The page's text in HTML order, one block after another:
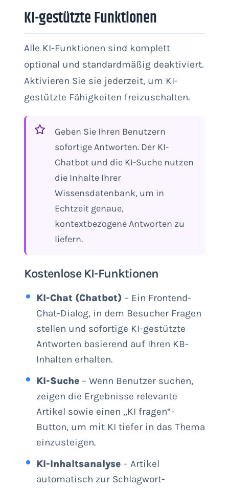
KI-gestützte Funktionen
Alle KI-Funktionen sind komplett
optional und standardmäßig deaktiviert.
Aktivieren Sie sie jederzeit, um KI-
gestützte Fähigkeiten freizuschalten.
Geben Sie Ihren Benutzern
sofortige Antworten. Der KI-
Chatbot und die KI-Suche nutzen
die Inhalte Ihrer
Wissensdatenbank, um in
Echtzeit genaue,
kontextbezogene Antworten zu
liefern.
Kostenlose KI-Funktionen
KI-Chat (Chatbot) – Ein Frontend-
Chat-Dialog, in dem Besucher Fragen
stellen und sofortige KI-gestützte
Antworten basierend auf Ihren KB-
Inhalten erhalten.
KI-Suche– Wenn Benutzer suchen,
zeigen die Ergebnisse relevante
Artikel sowie einen „KI fragen“-
Button, um mit KI tiefer in das Thema
einzusteigen.
KI-Inhaltsanalyse– Artikel
automatisch zur Schlagwort-